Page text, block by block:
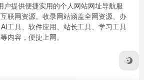
户提供便捷实用的个人网站网址导航服
联网资源。收录网站涵盖全网资源、办
工具、软件应用、站长工具、学习工具
等内容，便捷上网。